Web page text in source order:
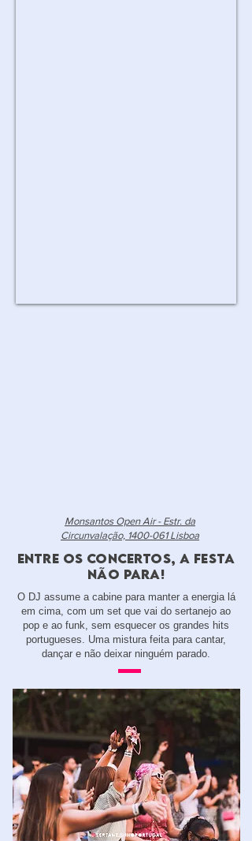
Monsantos Open Air - Estr. da
Circunvalação, 1400-061 Lisboa
Entre os Concertos, a Festa
Não Para!
O DJ assume a cabine para manter a energia lá
em cima, com um set que vai do sertanejo ao
pop e ao funk, sem esquecer os grandes hits
portugueses. Uma mistura feita para cantar,
dançar e não deixar ninguém parado.